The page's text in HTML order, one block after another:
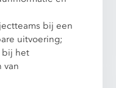
bij een
uitvoering;
bij het
van